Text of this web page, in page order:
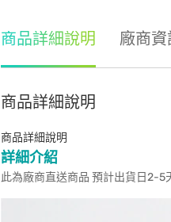
商品詳細說明 廠商資
商品詳細說明
商品詳細說明
詳細介紹
此為廠商直送商品 預計出貨日2-5